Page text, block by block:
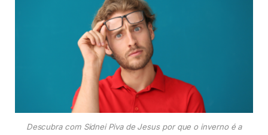
Descubra com Sidnei Piva de Jesus por que o inverno é a